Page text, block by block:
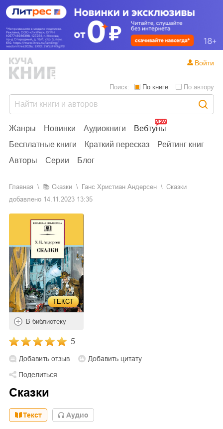
Жанры Новинки Аудиокниги
Вебтуны
Бесплатные книги
Краткий пересказ
Рейтинг книг
Авторы
Серии Блог
Поиск: По книге По автору
Войти
Главная 📚 сказки Ганс Христиан Андерсен
Сказки
добавлено 14.11.2023 13:35
ТЕКСТ
В библиотеку
5
Добавить отзыв
Добавить цитату
Поделиться
Сказки
Текст Aудио